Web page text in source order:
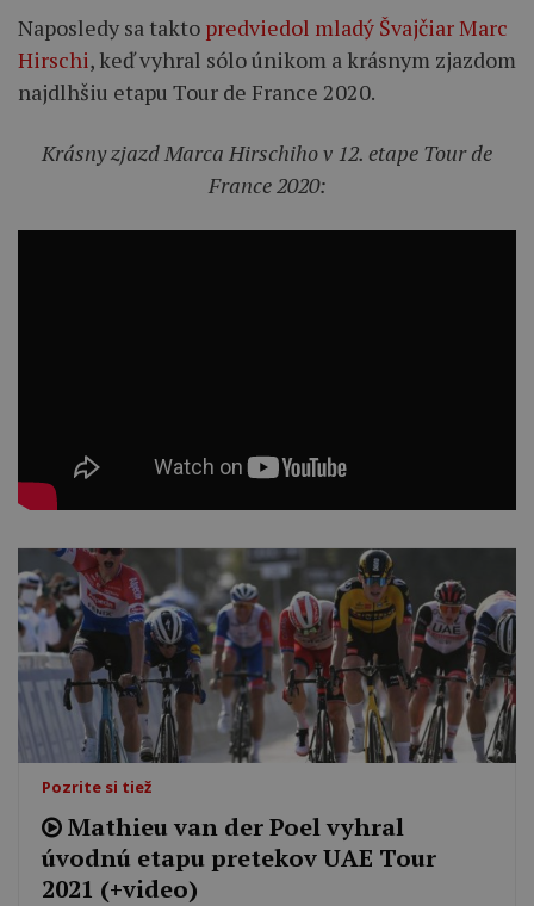
Naposledy sa takto predviedol mladý Švajčiar Marc
Hirschi, keď vyhral sólo únikom a krásnym zjazdom
najdlhšiu etapu Tour de France 2020.
Krásny zjazd Marca Hirschiho v 12. etape Tour de
France 2020:
Pozrite si tiež
Mathieu van der Poel vyhral
úvodnú etapu pretekov UAE Tour
2021 (+video)